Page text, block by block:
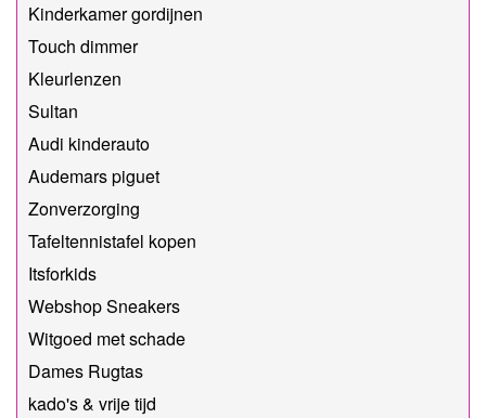
Kinderkamer gordijnen
Touch dimmer
Kleurlenzen
Sultan
Audi kinderauto
Audemars piguet
Zonverzorging
Tafeltennistafel kopen
Itsforkids
Webshop Sneakers
Witgoed met schade
Dames Rugtas
kado's & vrije tijd